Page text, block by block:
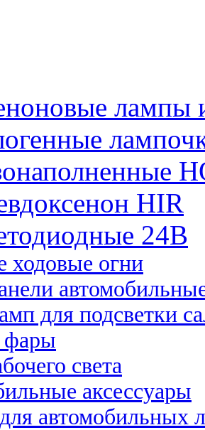
лампы
HIR
24B
ходовые огни
для подсветки
фары
света
аксессуары
автомобильных